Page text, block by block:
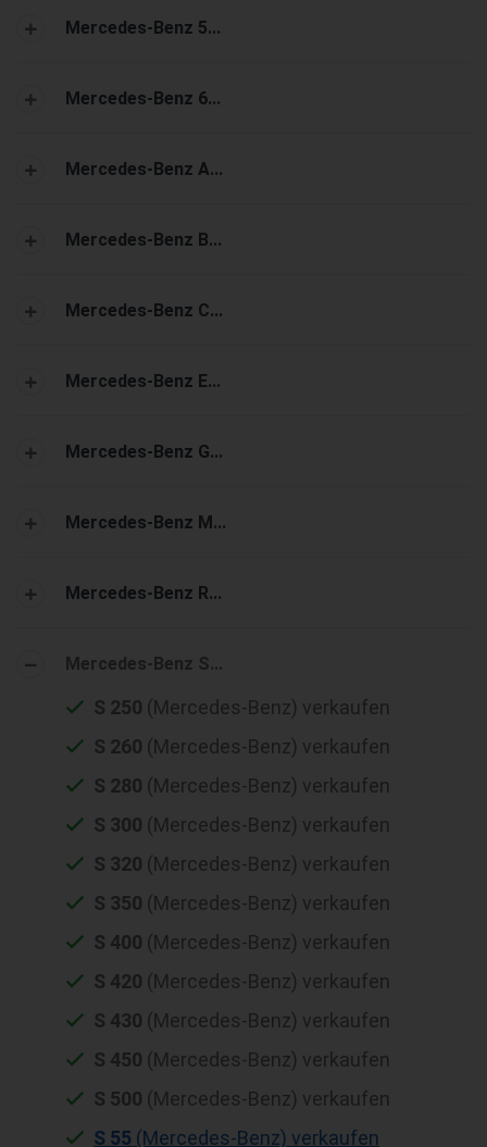
Mercedes-Benz 5...
Mercedes-Benz 6...
Mercedes-Benz A...
Mercedes-Benz B...
Mercedes-Benz C...
Mercedes-Benz E...
Mercedes-Benz G...
Mercedes-Benz M...
Mercedes-Benz R...
Mercedes-Benz S...
S 250 (Mercedes-Benz) verkaufen
S 260 (Mercedes-Benz) verkaufen
S 280 (Mercedes-Benz) verkaufen
S 300 (Mercedes-Benz) verkaufen
S 320 (Mercedes-Benz) verkaufen
S 350 (Mercedes-Benz) verkaufen
S 400 (Mercedes-Benz) verkaufen
S 420 (Mercedes-Benz) verkaufen
S 430 (Mercedes-Benz) verkaufen
S 450 (Mercedes-Benz) verkaufen
S 500 (Mercedes-Benz) verkaufen
S 55 (Mercedes-Benz) verkaufen